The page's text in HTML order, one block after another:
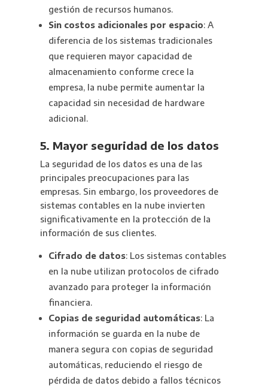
gestión de recursos humanos.
Sin costos adicionales por espacio: A
diferencia de los sistemas tradicionales
que requieren mayor capacidad de
almacenamiento conforme crece la
empresa, la nube permite aumentar la
capacidad sin necesidad de hardware
adicional.
5. Mayor seguridad de los datos
La seguridad de los datos es una de las
principales preocupaciones para las
empresas. Sin embargo, los proveedores de
sistemas contables en la nube invierten
significativamente en la protección de la
información de sus clientes.
Cifrado de datos: Los sistemas contables
en la nube utilizan protocolos de cifrado
avanzado para proteger la información
financiera.
Copias de seguridad automáticas: La
información se guarda en la nube de
manera segura con copias de seguridad
automáticas, reduciendo el riesgo de
pérdida de datos debido a fallos técnicos